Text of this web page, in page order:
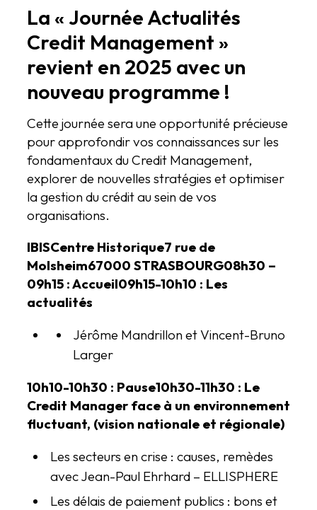
La « Journée Actualités
Credit Management »
revient en 2025 avec un
nouveau programme !
Cette journée sera une opportunité précieuse
pour approfondir vos connaissances sur les
fondamentaux du Credit Management,
explorer de nouvelles stratégies et optimiser
la gestion du crédit au sein de vos
organisations.
IBISCentre Historique7 rue de
Molsheim67000 STRASBOURG08h30 –
09h15 : Accueil09h15-10h10 : Les
actualités
Jérôme Mandrillon et Vincent-Bruno
Larger
10h10-10h30 : Pause10h30-11h30 : Le
Credit Manager face à un environnement
fluctuant, (vision nationale et régionale)
Les secteurs en crise : causes, remèdes
avec Jean-Paul Ehrhard – ELLISPHERE
Les délais de paiement publics : bons et